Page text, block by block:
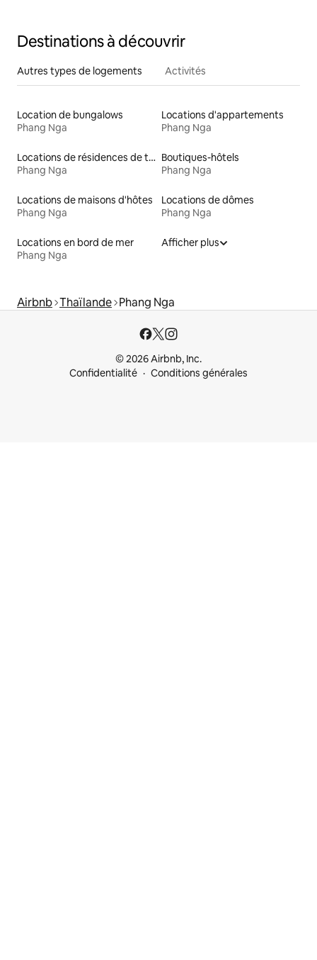
Destinations à découvrir
Autres types de logements Activités
Location de bungalows
Phang Nga
Locations d'appartements
Phang Nga
Locations de résidences de tourisme
Phang Nga
Boutiques-hôtels
Phang Nga
Locations de maisons d'hôtes
Phang Nga
Locations de dômes
Phang Nga
Locations en bord de mer
Phang Nga
Afficher plus
Airbnb Thaïlande Phang Nga
© 2026 Airbnb, Inc.
Confidentialité
Conditions générales